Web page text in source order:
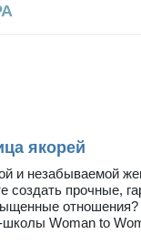
якорей
и незабываемой
создать прочные,
школы Woman to